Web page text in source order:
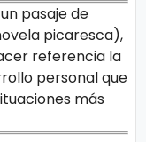
pasaje de
picaresca),
referencia la
personal que
más